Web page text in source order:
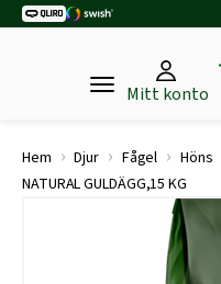
Mitt konto
Hem › Djur › Fågel › Höns
NATURAL GULDÄGG,15 KG